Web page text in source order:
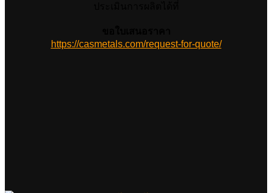
https://casmetals.com/request-for-quote/